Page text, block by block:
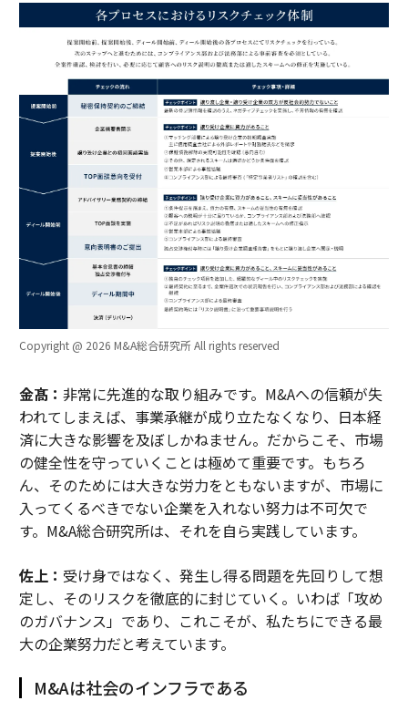
Copyright @ 2026 M&A総合研究所 All rights reserved
金髙： 非常に先進的な取り組みです。M&Aへの信頼が失
われてしまえば、事業承継が成り立たなくなり、日本経
済に大きな影響を及ぼしかねません。だからこそ、市場
の健全性を守っていくことは極めて重要です。もちろ
ん、そのためには大きな労力をともないますが、市場に
入ってくるべきでない企業を入れない努力は不可欠で
す。M&A総合研究所は、それを自ら実践しています。
佐上： 受け身ではなく、発生し得る問題を先回りして想
定し、そのリスクを徹底的に封じていく。いわば「攻め
のガバナンス」であり、これこそが、私たちにできる最
大の企業努力だと考えています。
M&Aは社会のインフラである